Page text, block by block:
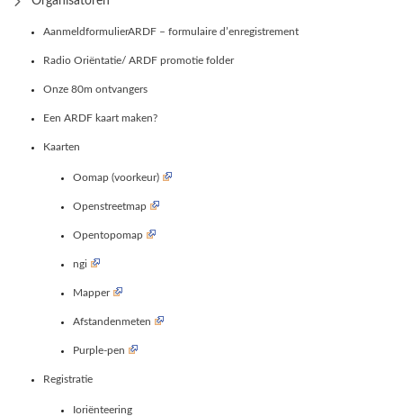
AanmeldformulierARDF – formulaire d’enregistrement
Radio Oriëntatie/ ARDF promotie folder
Onze 80m ontvangers
Een ARDF kaart maken?
Kaarten
Oomap (voorkeur)
Openstreetmap
Opentopomap
ngi
Mapper
Afstandenmeten
Purple-pen
Registratie
Ioriënteering